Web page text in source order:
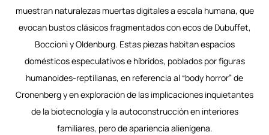
muestran naturalezas muertas digitales a escala humana, que
evocan bustos clásicos fragmentados con ecos de Dubuﬀet,
Boccioni y Oldenburg. Estas piezas habitan espacios
domésticos especulativos e híbridos, poblados por figuras
humanoides-reptilianas, en referencia al “body horror” de
Cronenberg y en exploración de las implicaciones inquietantes
de la biotecnología y la autoconstrucción en interiores
familiares, pero de apariencia alienígena.